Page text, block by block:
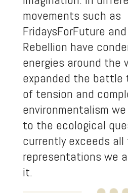
movements such as
FridaysForFuture
Rebellion have
energies around the
expanded the battle
of tension and
environmentalism
to the ecological
currently exceeds all
representations we
it.